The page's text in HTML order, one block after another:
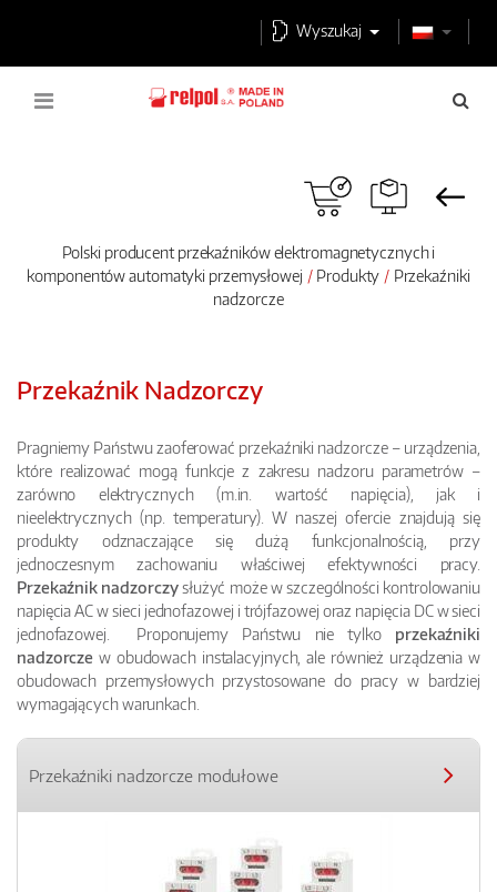
Wyszukaj
Polski producent przekaźników elektromagnetycznych i
komponentów automatyki przemysłowej
Produkty
Przekaźniki
nadzorcze
Przekaźnik Nadzorczy
Pragniemy Państwu zaoferować przekaźniki nadzorcze – urządzenia,
które realizować mogą funkcje z zakresu nadzoru parametrów –
zarówno elektrycznych (m.in. wartość napięcia), jak i
nieelektrycznych (np. temperatury). W naszej ofercie znajdują się
produkty odznaczające się dużą funkcjonalnością, przy
jednoczesnym zachowaniu właściwej efektywności pracy.
Przekaźnik nadzorczysłużyć może w szczególności kontrolowaniu
napięcia AC w sieci jednofazowej i trójfazowej oraz napięcia DC w sieci
jednofazowej. Proponujemy Państwu nie tylko przekaźniki
nadzorcze w obudowach instalacyjnych, ale również urządzenia w
obudowach przemysłowych przystosowane do pracy w bardziej
wymagających warunkach.
Przekaźniki nadzorcze modułowe